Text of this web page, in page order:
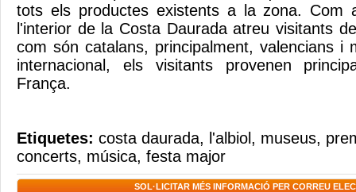
tots els productes existents a la zona. Com
l'interior de la Costa Daurada atreu visitants
com són catalans, principalment, valencians i
internacional, els visitants provenen
França.
Etiquetes: costa daurada, l'albiol , museus,
concerts, música, festa major
SOL·LICITAR MÉS INFORMACIÓ PER CORREU